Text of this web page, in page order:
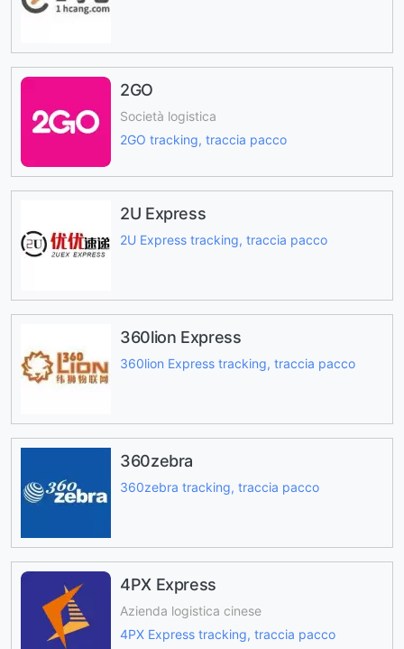
2GO
Società logistica
2GO tracking, traccia pacco
2U Express
2U Express tracking, traccia pacco
360lion Express
360lion Express tracking, traccia pacco
360zebra
360zebra tracking, traccia pacco
4PX Express
Azienda logistica cinese
4PX Express tracking, traccia pacco